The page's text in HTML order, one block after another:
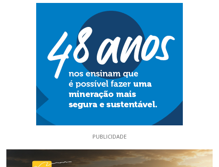
PUBLICIDADE